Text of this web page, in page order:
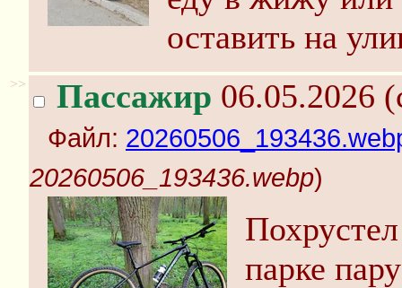
оставить на
>> Пассажир 06.05.2026
Файл:
20260506_193436.webp)
парке